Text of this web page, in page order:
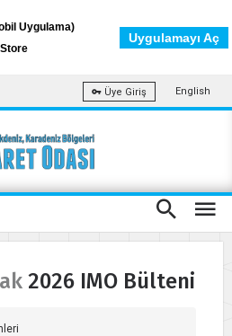
Üye Giriş English
2026 IMO Bülteni
Uygulama)
Uygulamayı Aç